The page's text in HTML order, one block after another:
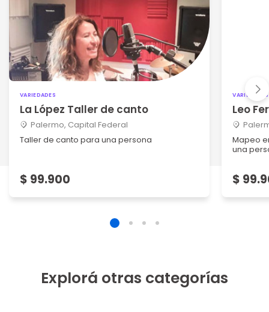
VARIEDADES
La López Taller de canto
Palermo, Capital Federal
Taller de canto para una persona
$ 99.900
VARIEDADES
Leo
Mapeo
una
$
Explorá otras categorías